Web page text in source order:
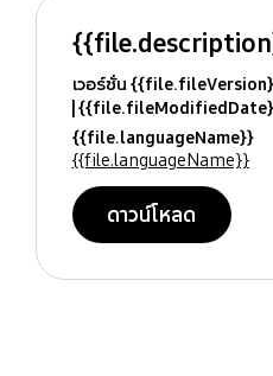
เวอร์ชั่น
{{file.languageName}}
{{file.languageName}}
ดาวน์โหลด